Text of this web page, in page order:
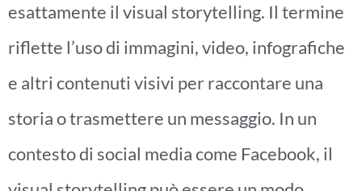
esattamente il visual storytelling. Il termine
riflette l’uso di immagini, video, infografiche
e altri contenuti visivi per raccontare una
storia o trasmettere un messaggio. In un
contesto di social media come Facebook, il